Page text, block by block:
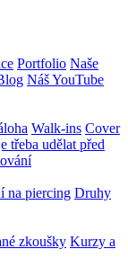
Portfolio Naše
Náš YouTube
Walk-ins Cover
třeba udělat před
na piercing Druhy
zkoušky Kurzy a